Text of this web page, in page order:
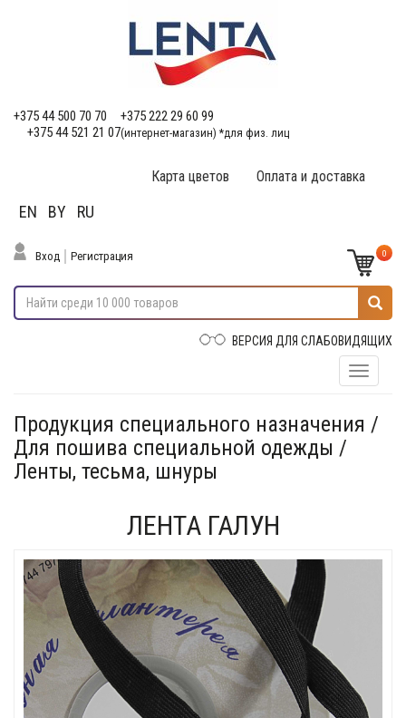
+375 44 500 70 70
+375 222 29 60 99
+375 44 521 21 07(интернет-магазин) *для физ. лиц
Оплата и доставка
Карта цветов
EN BY RU
Вход Регистрация 0
ВЕРСИЯ ДЛЯ СЛАБОВИДЯЩИХ
Продукция специального назначения /
Для пошива специальной одежды /
Ленты, тесьма, шнуры
ЛЕНТА ГАЛУН